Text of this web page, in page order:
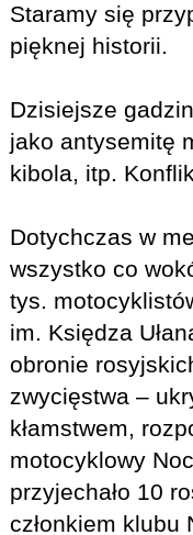
Staramy się
pięknej historii.
Dzisiejsze
jako antysemitę
kibola, itp.
Dotychczas w
wszystko co
tys.
im. Księdza
obronie
zwycięstwa –
kłamstwem,
motocyklowy
przyjechało 10
członkiem klubu